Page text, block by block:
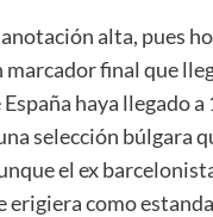
alta, pues
final que
haya llegado
selección búlgara
el ex
erigiera como